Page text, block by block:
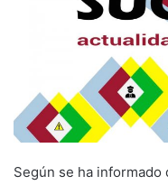
m
a
l
Según se ha